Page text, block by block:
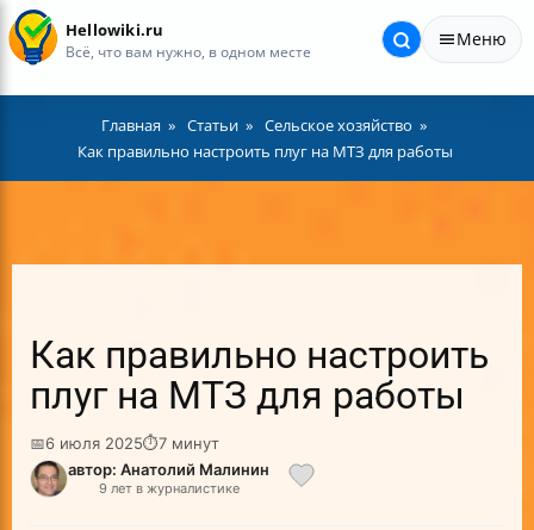
Hellowiki.ru
Всё, что вам нужно, в одном месте
Меню
Главная Статьи
Сельское хозяйство
Как правильно настроить плуг на МТЗ для работы
Как правильно настроить
плуг на МТЗ для работы
📅6 июля 2025⏱7 минут
автор: Анатолий Малинин
9 лет в журналистике